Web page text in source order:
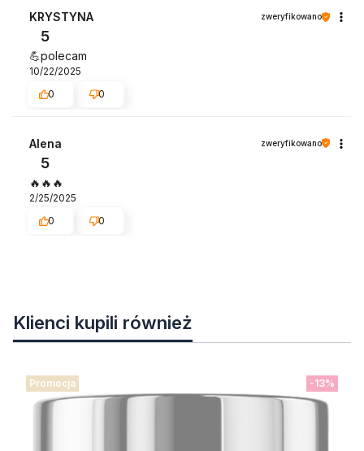
KRYSTYNA zweryfikowano
5
💪polecam
10/22/2025
0
0
Alena zweryfikowano
5
🔥🔥🔥
2/25/2025
0
0
Klienci kupili również
-13%
Promocja